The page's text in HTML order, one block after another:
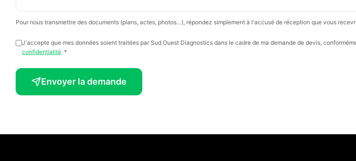
Pour nous transmettre des documents (plans, actes, photos…), répondez simplement à l'accusé de réception que vous
J'accepte que mes données soient traitées par Sud Ouest Diagnostics dans le cadre de ma demande de devis,
confidentialité. *
Envoyer la demande